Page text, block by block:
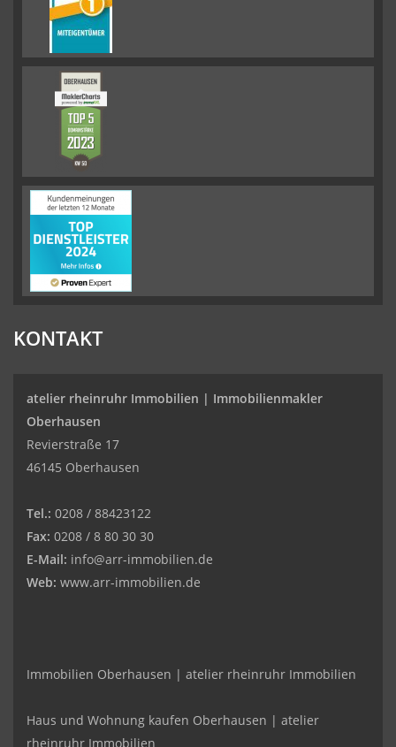
KONTAKT
atelier rheinruhr Immobilien | Immobilienmakler
Oberhausen
Revierstraße 17
46145 Oberhausen
Tel.: 0208 / 88423122
Fax: 0208 / 8 80 30 30
E-Mail: info@arr-immobilien.de
Web: www.arr-immobilien.de
Immobilien Oberhausen | atelier rheinruhr Immobilien
Haus und Wohnung kaufen Oberhausen | atelier
rheinruhr Immobilien